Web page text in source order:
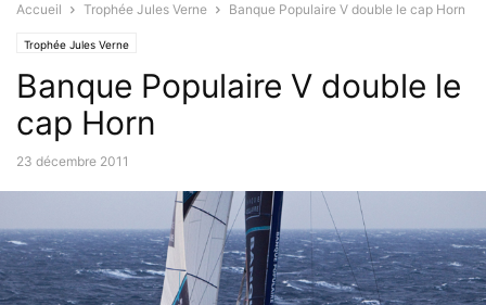
Accueil Trophée Jules Verne Banque Populaire V double le cap Horn
Trophée Jules Verne
Banque Populaire V double le
cap Horn
23 décembre 2011